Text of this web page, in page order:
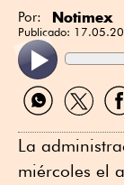
Por: Notimex
Publicado:
Compartir
por
Compartir
por
por
La
miércoles el